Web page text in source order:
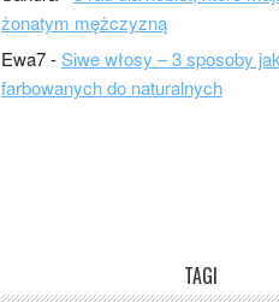
żonatym mężczyzną
Ewa7-Siwe włosy – 3 sposoby
farbowanych do naturalnych
TAGI